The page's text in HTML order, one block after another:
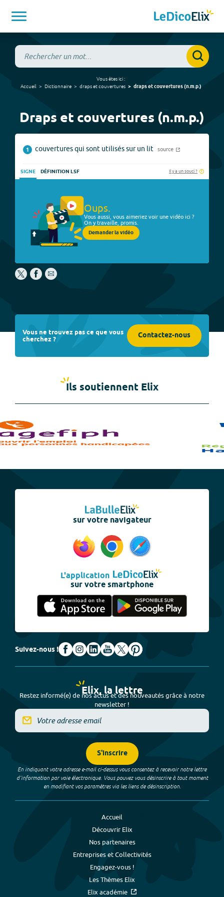
Vous êtes ici :
Accueil
Dictionnaire draps et couvertures draps et couvertures(n.m.p.)
Draps et couvertures (n.m.p.)
1 couvertures qui sont utilisés sur un lit source
SIGNE DÉFINITION LSF Il y a un souci ?
Oups.
Vous aussi, vous aimeriez voir une vidéo ici ?
On y travaille, promis.
Demander la vidéo
Vous ne trouvez pas ce que vous
cherchez ? Contactez-nous
Ils soutiennent Elix
sur votre navigateur
L'application
sur votre smartphone
Suivez-nous !
Elix, la lettre
Restez informé(e) de nos actus et des nouveautés grâce à notre
newsletter !
S'inscrire
En indiquant votre adresse e-mail ci-dessus vous consentez à recevoir notre lettre
d’information par voie électronique. Vous pouvez vous désinscrire à tout moment
en modifiant vos paramètres via les liens de désinscription.
Accueil
Découvrir Elix
Nos partenaires
Entreprises et Collectivités
Engagez-vous !
Les Thèmes Elix
Elix académie